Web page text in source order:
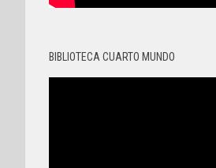
BIBLIOTECA CUARTO MUNDO